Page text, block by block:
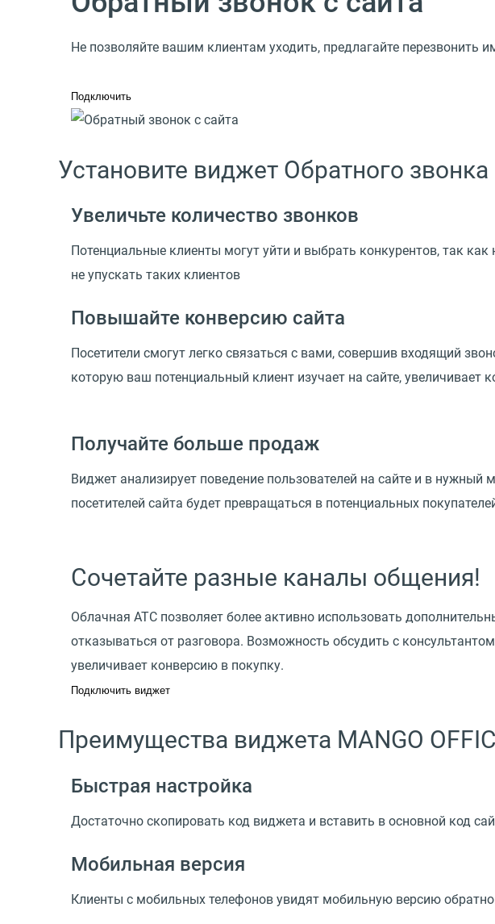
Не позволяйте вашим клиентам уходить, предлагайте перезвонить
Подключить
Установите виджет Обратного звонка
Увеличьте количество звонков
Потенциальные клиенты могут уйти и выбрать конкурентов, так
не упускать таких клиентов
Повышайте конверсию сайта
Посетители смогут легко связаться с вами, совершив входящий
которую ваш потенциальный клиент изучает на сайте, увеличивает
Получайте больше продаж
Виджет анализирует поведение пользователей на сайте и в
посетителей сайта будет превращаться в потенциальных
Сочетайте разные каналы общения!
Облачная АТС позволяет более активно использовать
отказываться от разговора. Возможность обсудить с
увеличивает конверсию в покупку.
Подключить виджет
Преимущества виджета MANGO
Быстрая настройка
Достаточно скопировать код виджета и вставить в основной код
Мобильная версия
Клиенты с мобильных телефонов увидят мобильную версию